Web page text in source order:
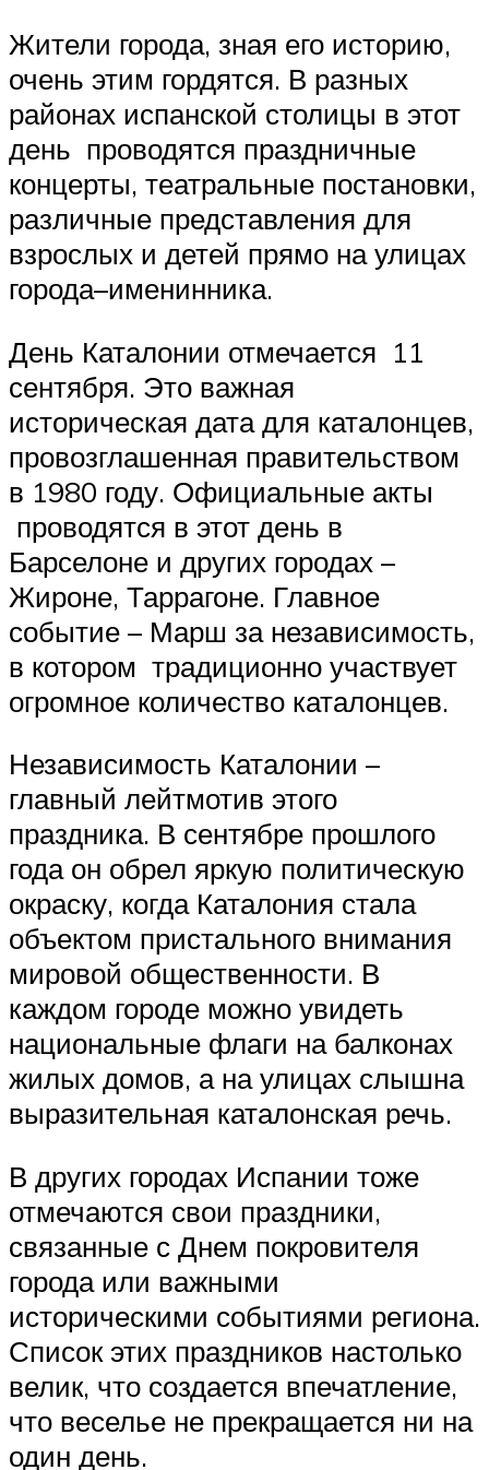
Жители города, зная его историю,
очень этим гордятся. В разных
районах испанской столицы в этот
день проводятся праздничные
концерты, театральные постановки,
различные представления для
взрослых и детей прямо на улицах
города–именинника.
День Каталонии отмечается 11
сентября. Это важная
историческая дата для каталонцев,
провозглашенная правительством
в 1980 году. Официальные акты
проводятся в этот день в
Барселоне и других городах –
Жироне, Таррагоне. Главное
событие – Марш за независимость,
в котором традиционно участвует
огромное количество каталонцев.
Независимость Каталонии –
главный лейтмотив этого
праздника. В сентябре прошлого
года он обрел яркую политическую
окраску, когда Каталония стала
объектом пристального внимания
мировой общественности. В
каждом городе можно увидеть
национальные флаги на балконах
жилых домов, а на улицах слышна
выразительная каталонская речь.
В других городах Испании тоже
отмечаются свои праздники,
связанные с Днем покровителя
города или важными
историческими событиями региона.
Список этих праздников настолько
велик, что создается впечатление,
что веселье не прекращается ни на
один день.